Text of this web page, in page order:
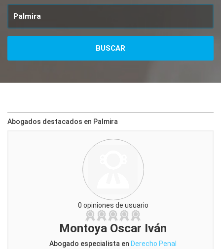
Abogados destacados en Palmira
0 opiniones de usuario
Montoya Oscar Iván
Abogado especialista en Derecho Penal